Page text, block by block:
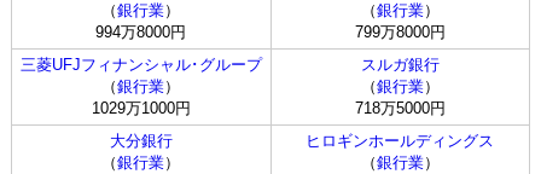
（銀行業）
994万8000円
（銀行業）
799万8000円
三菱UFJフィナンシャル･グループ
（銀行業）
1029万1000円
スルガ銀行
（銀行業）
718万5000円
大分銀行
（銀行業）
ヒロギンホールディングス
（銀行業）